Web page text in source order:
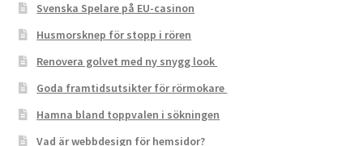
Svenska Spelare på EU-casinon
Husmorsknep för stopp i rören
Renovera golvet med ny snygg look
Goda framtidsutsikter för rörmokare
Hamna bland toppvalen i sökningen
Vad är webbdesign för hemsidor?